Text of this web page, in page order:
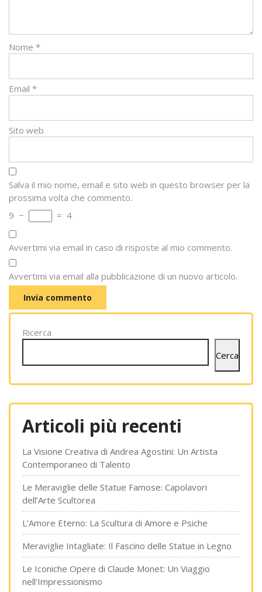
Nome *
Email *
Sito web
Salva il mio nome, email e sito web in questo browser per la
prossima volta che commento.
9 − = 4
Avvertimi via email in caso di risposte al mio commento.
Avvertimi via email alla pubblicazione di un nuovo articolo.
Ricerca
Cerca
Articoli più recenti
La Visione Creativa di Andrea Agostini: Un Artista
Contemporaneo di Talento
Le Meraviglie delle Statue Famose: Capolavori
dell’Arte Scultorea
L’Amore Eterno: La Scultura di Amore e Psiche
Meraviglie Intagliate: Il Fascino delle Statue in Legno
Le Iconiche Opere di Claude Monet: Un Viaggio
nell’Impressionismo